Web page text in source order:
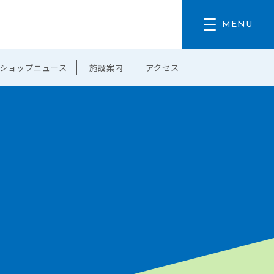
ョップニュース 施設案内 アクセス